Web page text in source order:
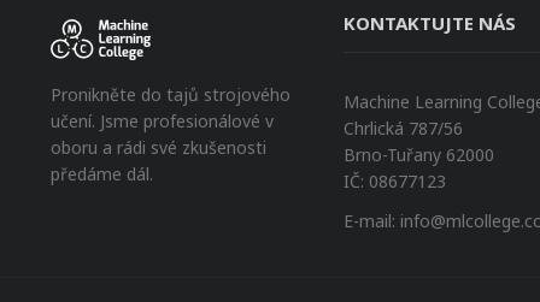
Pronikněte do tajů strojového
učení. Jsme profesionálové v
oboru a rádi své zkušenosti
předáme dál.
KONTAKTUJTE NÁS
Machine Learning
Chrlická 787/56
Brno-Tuřany 62000
IČ: 08677123
E-mail: